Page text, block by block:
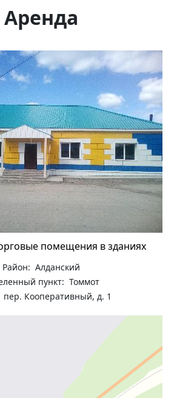
Аренда
помещения в зданиях
Район: Алданский
пункт: Томмот
Кооперативный, д. 1